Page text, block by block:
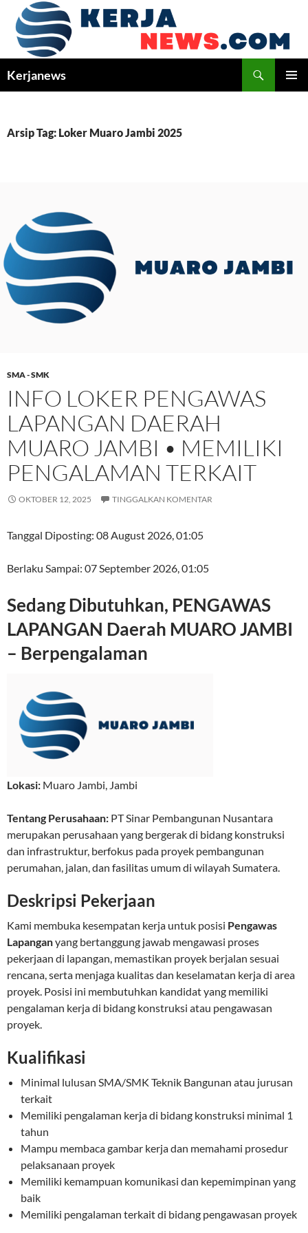
Langsung
Kerjanews
Arsip Tag: Loker Muaro Jambi 2025
SMA - SMK
INFO LOKER PENGAWAS
LAPANGAN DAERAH
MUARO JAMBI • MEMILIKI
PENGALAMAN TERKAIT
OKTOBER 12, 2025 TINGGALKAN KOMENTAR
Tanggal Diposting: 08 August 2026, 01:05
Berlaku Sampai: 07 September 2026, 01:05
Sedang Dibutuhkan, PENGAWAS
LAPANGAN Daerah MUARO JAMBI
– Berpengalaman
Lokasi: Muaro Jambi, Jambi
Tentang Perusahaan: PT Sinar Pembangunan Nusantara
merupakan perusahaan yang bergerak di bidang konstruksi
dan infrastruktur, berfokus pada proyek pembangunan
perumahan, jalan, dan fasilitas umum di wilayah Sumatera.
Deskripsi Pekerjaan
Kami membuka kesempatan kerja untuk posisi Pengawas
Lapanganyang bertanggung jawab mengawasi proses
pekerjaan di lapangan, memastikan proyek berjalan sesuai
rencana, serta menjaga kualitas dan keselamatan kerja di area
proyek. Posisi ini membutuhkan kandidat yang memiliki
pengalaman kerja di bidang konstruksi atau pengawasan
proyek.
Kualifikasi
Minimal lulusan SMA/SMK Teknik Bangunan atau jurusan
terkait
Memiliki pengalaman kerja di bidang konstruksi minimal 1
tahun
Mampu membaca gambar kerja dan memahami prosedur
pelaksanaan proyek
Memiliki kemampuan komunikasi dan kepemimpinan yang
baik
Memiliki pengalaman terkait di bidang pengawasan proyek